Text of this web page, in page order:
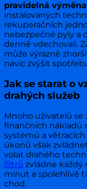
pravidelná
instalovaných
rekuperačních
nebezpečné pyly a
denně vdechovali.
může výrazně
navíc zvýšit
Jak se starat o
drahých služeb
Mnoho uživatelů se
finančních nákladů
systémů a
úkonů však
volat drahého
filtrů zvládne
minut a spolehlivě
chod.